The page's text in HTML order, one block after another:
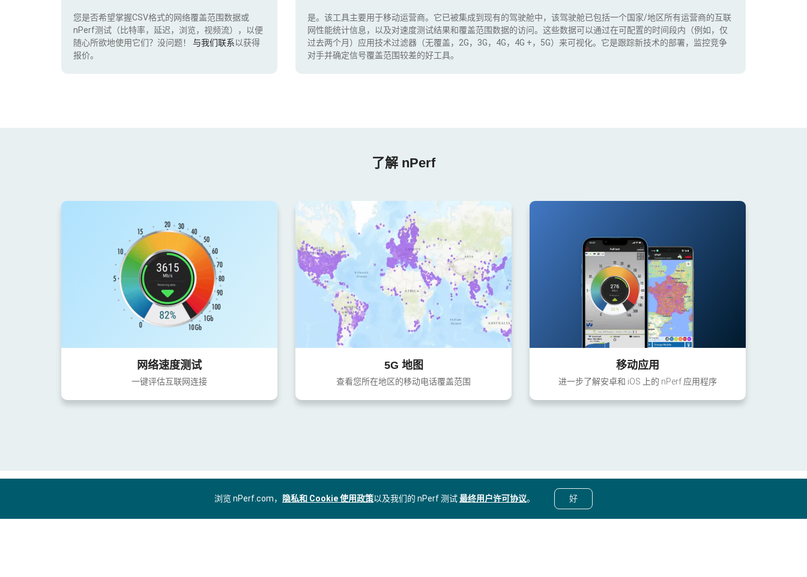
您是否希望掌握CSV格式的网络覆盖范围数据或
nPerf测试（比特率，延迟，浏览，视频流），以便
随心所欲地使用它们？没问题！ 与我们联系以获得
报价。
是。该工具主要用于移动运营商。它已被集成到现有的驾驶舱中，该驾驶舱已包括一个国家/地区所有运营商的互联
网性能统计信息，以及对速度测试结果和覆盖范围数据的访问。这些数据可以通过在可配置的时间段内（例如，仅
过去两个月）应用技术过滤器（无覆盖，2G，3G，4G，4G +，5G）来可视化。它是跟踪新技术的部署，监控竞争
对手并确定信号覆盖范围较差的好工具。
了解 nPerf
网络速度测试
一键评估互联网连接
5G 地图
查看您所在地区的移动电话覆盖范围
移动应用
进一步了解安卓和 iOS 上的 nPerf 应用程序
浏览 nPerf.com， 隐私和 Cookie 使用政策以及我们的 nPerf 测试最终用户许可协议。 好